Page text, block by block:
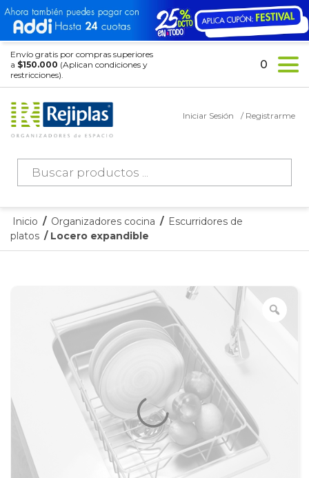
Envío gratis por compras superiores
a $150.000 (Aplican condiciones y
restricciones).
Búsqueda
productos
Iniciar Sesión / Registrarme
0
Inicio / Organizadores cocina / Escurridores de
platos / Locero expandible